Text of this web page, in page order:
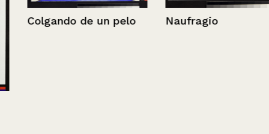
Colgando de un pelo Naufragio